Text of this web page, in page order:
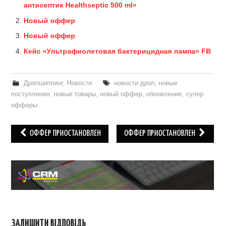
антисептик Healthseptic 500 ml»
Новый оффер
Новый оффер
Кейс «Ультрафиолетовая бактерицидная лампа» FB
Дропшиппинг, Новости новости дроп, новые
поступления, новые товары, новый оффер,обновление,супер
офферы
Post
navigation
ОФФЕР ПРИОСТАНОВЛЕН ОФФЕР ПРИОСТАНОВЛЕН
ЗАЛИШИТИ ВІДПОВІДЬ